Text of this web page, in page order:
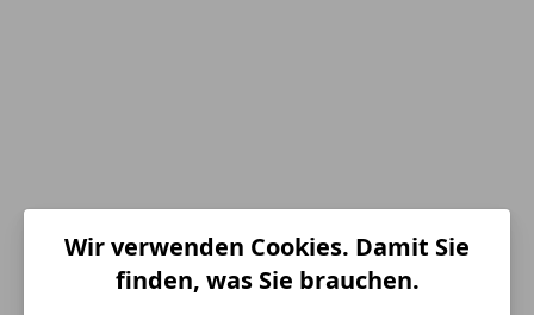
Wir verwenden Cookies. Damit Sie
finden, was Sie brauchen.